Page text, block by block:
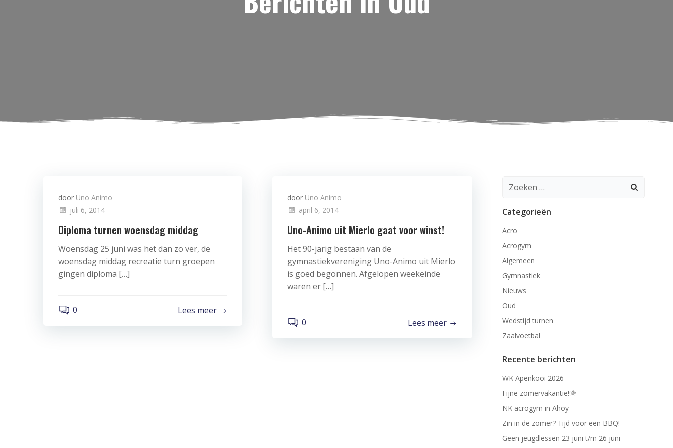
door Uno Animo
juli 6, 2014
Diploma turnen woensdag middag
Woensdag 25 juni was het dan zo ver, de
woensdag middag recreatie turn groepen
gingen diploma […]
0 Lees meer
door Uno Animo
april 6, 2014
Uno-Animo uit Mierlo gaat voor winst!
Het 90-jarig bestaan van de
gymnastiekvereniging Uno-Animo uit Mierlo
is goed begonnen. Afgelopen weekeinde
waren er […]
0 Lees meer
Zoeken
Categorieën
Acro
Acrogym
Algemeen
Gymnastiek
Nieuws
Oud
Wedstijd turnen
Zaalvoetbal
Recente berichten
WK Apenkooi 2026
Fijne zomervakantie!🌞
NK acrogym in Ahoy
Zin in de zomer? Tijd voor een BBQ!
Geen jeugdlessen 23 juni t/m 26 juni